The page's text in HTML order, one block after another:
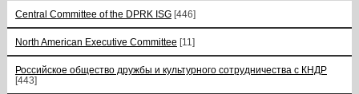
Central Committee of the DPRK ISG [446]
North American Executive Committee [11]
Российское общество дружбы и культурного сотрудничества с КНДР
[443]